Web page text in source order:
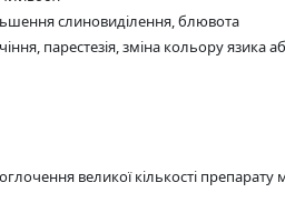
слиновиділення, блювота
парестезія, зміна кольору язика
великої кількості